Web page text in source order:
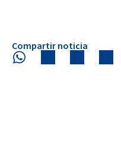
Compartir noticia